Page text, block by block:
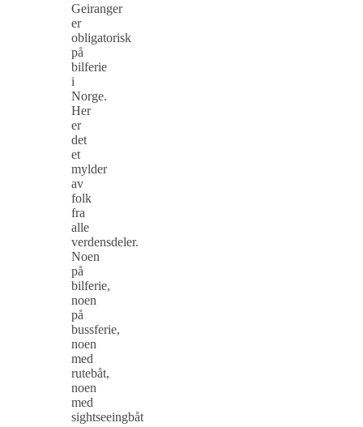
Geiranger
er
obligatorisk
på
bilferie
i
Norge.
Her
er
det
et
mylder
av
folk
fra
alle
verdensdeler.
Noen
på
bilferie,
noen
på
bussferie,
noen
med
rutebåt,
noen
med
sightseeingbåt